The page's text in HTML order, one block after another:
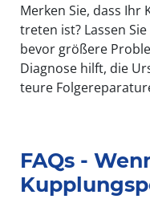
Merken Sie, dass Ihr
treten ist? Lassen
bevor größere
Diagnose hilft, die
teure
FAQs -